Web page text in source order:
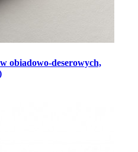
obiadowo-deserowych,